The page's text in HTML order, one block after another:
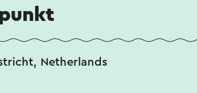
Netherlands